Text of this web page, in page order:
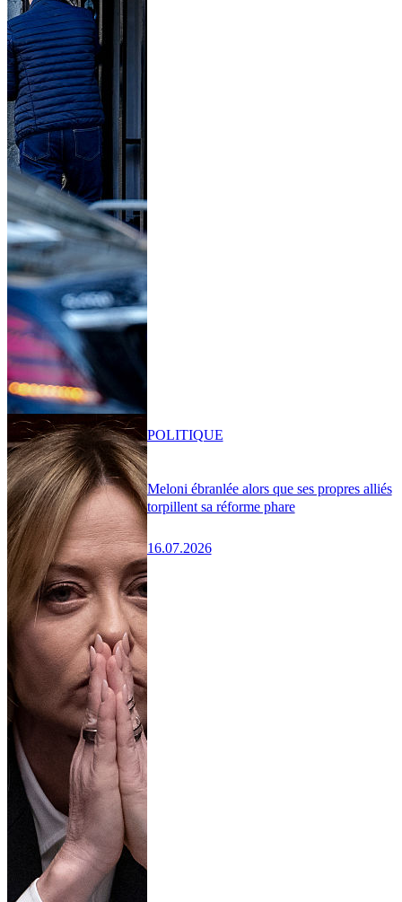
Meloni ébranlée alors que ses propres alliés
torpillent sa réforme phare
16.07.2026
POLITIQUE